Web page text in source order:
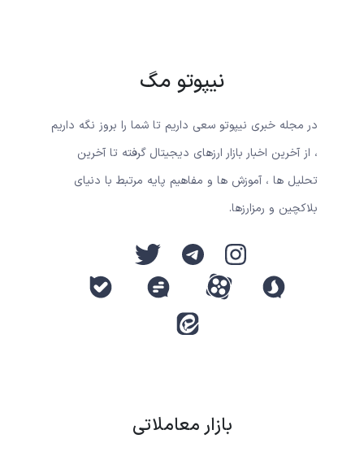
نیپوتو مگ
در مجله خبری نیپوتو سعی داریم تا شما را بروز نگه داریم
، از آخرین اخبار بازار ارزهای دیجیتال گرفته تا آخرین
تحلیل ها ، آموزش ها و مفاهیم پایه مرتبط با دنیای
بلاکچین و رمزارزها.
بازار معاملاتی